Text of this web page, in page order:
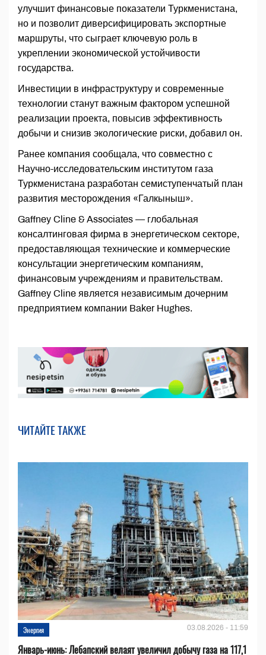
улучшит финансовые показатели Туркменистана,
но и позволит диверсифицировать экспортные
маршруты, что сыграет ключевую роль в
укреплении экономической устойчивости
государства.
Инвестиции в инфраструктуру и современные
технологии станут важным фактором успешной
реализации проекта, повысив эффективность
добычи и снизив экологические риски, добавил он.
Ранее компания сообщала, что совместно с
Научно-исследовательским институтом газа
Туркменистана разработан семиступенчатый план
развития месторождения «Галкыныш».
Gaffney Cline & Associates — глобальная
консалтинговая фирма в энергетическом секторе,
предоставляющая технические и коммерческие
консультации энергетическим компаниям,
финансовым учреждениям и правительствам.
Gaffney Cline является независимым дочерним
предприятием компании Baker Hughes.
ЧИТАЙТЕ ТАКЖЕ
Энергия 03.08.2026 - 11:59
Январь-июнь: Лебапский велаят увеличил добычу газа на 117,1